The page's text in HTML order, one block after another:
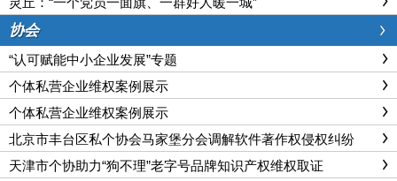
协会
“认可赋能中小企业发展”专题
个体私营企业维权案例展示
个体私营企业维权案例展示
北京市丰台区私个协会马家堡分会调解软件著作权侵权纠纷
天津市个协助力“狗不理”老字号品牌知识产权维权取证